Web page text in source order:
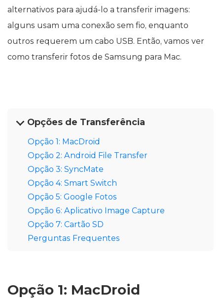
alternativos para ajudá-lo a transferir imagens:
alguns usam uma conexão sem fio, enquanto
outros requerem um cabo USB. Então, vamos ver
como transferir fotos de Samsung para Mac.
Opções de Transferência
Opção 1: MacDroid
Opção 2: Android File Transfer
Opção 3: SyncMate
Opção 4: Smart Switch
Opção 5: Google Fotos
Opção 6: Aplicativo Image Capture
Opção 7: Cartão SD
Perguntas Frequentes
Opção 1: MacDroid